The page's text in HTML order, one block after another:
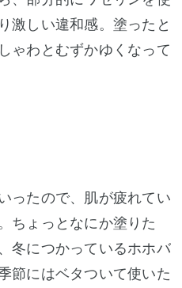
激しい違和感。塗ったと
ゃわとむずかゆくなって
ったので、肌が疲れてい
ちょっとなにか塗りた
冬につかっているホホバ
節にはベタついて使いた